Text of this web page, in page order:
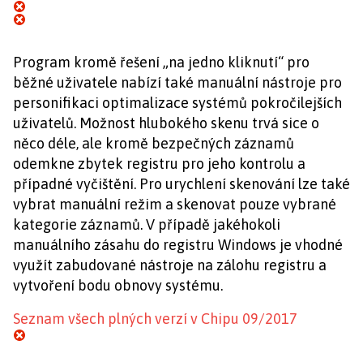
Program kromě řešení „na jedno kliknutí“ pro
běžné uživatele nabízí také manuální nástroje pro
personifikaci optimalizace systémů pokročilejších
uživatelů. Možnost hlubokého skenu trvá sice o
něco déle, ale kromě bezpečných záznamů
odemkne zbytek registru pro jeho kontrolu a
případné vyčištění. Pro urychlení skenování lze také
vybrat manuální režim a skenovat pouze vybrané
kategorie záznamů. V případě jakéhokoli
manuálního zásahu do registru Windows je vhodné
využít zabudované nástroje na zálohu registru a
vytvoření bodu obnovy systému.
Seznam všech plných verzí v Chipu 09/2017